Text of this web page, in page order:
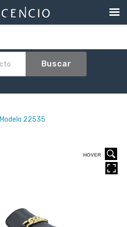
Buscar
Modelo 22535
HOVER
HOVER
HOVER